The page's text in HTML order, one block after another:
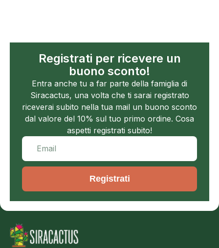
Registrati per ricevere un
buono sconto!
Entra anche tu a far parte della famiglia di
Siracactus, una volta che ti sarai registrato
riceverai subito nella tua mail un buono sconto
dal valore del 10% sul tuo primo ordine. Cosa
aspetti registrati subito!
Registrati